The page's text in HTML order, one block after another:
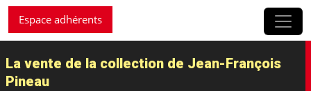
Espace adhérents
Passer au contenu
La vente de la collection de Jean-François
Pineau